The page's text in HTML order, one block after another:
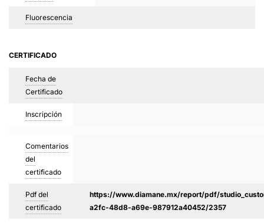
Fluorescencia
CERTIFICADO
Fecha de
Certificado
Inscripción
Comentarios
del
certificado
Pdf del
certificado
https://www.diamane.mx/report/pdf/
a2fc-48d8-a69e-987912a40452/2357